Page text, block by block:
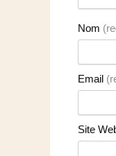
Nom
Email
Site